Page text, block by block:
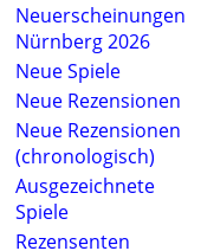
Neuerscheinungen
Nürnberg 2026
Neue Spiele
Neue Rezensionen
Neue Rezensionen
(chronologisch)
Ausgezeichnete
Spiele
Rezensenten